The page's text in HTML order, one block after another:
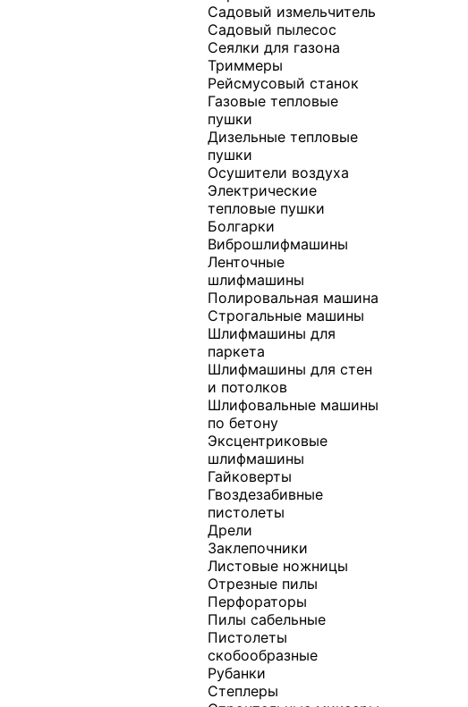
Садовый измельчитель
Садовый пылесос
Сеялки для газона
Триммеры
Рейсмусовый станок
Газовые тепловые
пушки
Дизельные тепловые
пушки
Осушители воздуха
Электрические
тепловые пушки
Болгарки
Виброшлифмашины
Ленточные
шлифмашины
Полировальная машина
Строгальные машины
Шлифмашины для
паркета
Шлифмашины для стен
и потолков
Шлифовальные машины
по бетону
Эксцентриковые
шлифмашины
Гайковерты
Гвоздезабивные
пистолеты
Дрели
Заклепочники
Листовые ножницы
Отрезные пилы
Перфораторы
Пилы сабельные
Пистолеты
скобообразные
Рубанки
Степлеры